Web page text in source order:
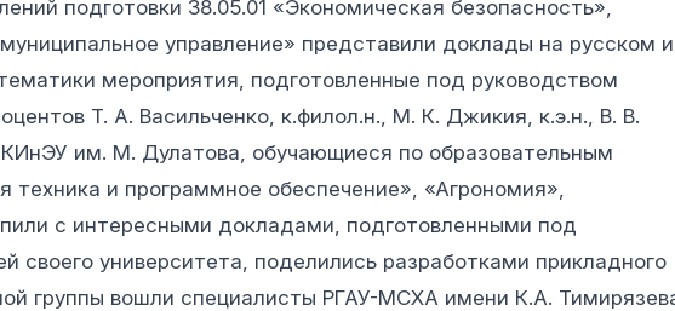
подготовки 38.05.01 «Экономическая безопасность»,
управление» представили доклады на русском и
мероприятия, подготовленные под руководством
Т. А. Васильченко, к.филол.н., М. К. Джикия, к.э.н., В. В.
КИнЭУ им. М. Дулатова, обучающиеся по образовательным
техника и программное обеспечение», «Агрономия»,
с интересными докладами, подготовленными под
своего университета, поделились разработками прикладного
группы вошли специалисты РГАУ-МСХА имени К.А.